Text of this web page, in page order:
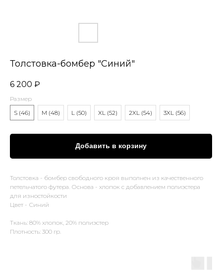
Толстовка-бомбер "Синий"
6 200 ₽
Размер
S (46)
M (48) L (50) XL (52) 2XL (54) 3XL (56)
Добавить в корзину
Толстовка - бомбер свободного кроя выполнен из качественного
петельчатого футера. Основа - хлопок с добавлением полиэстера
для изностойкости
Цвет - Синий
Ткань: 80% хлопок, 20% полиэстер
Плотность: 300 гр.